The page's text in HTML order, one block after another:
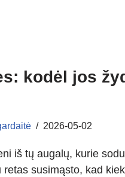
kodėl jos
2026-05-02
iš tų augalų, kurie
retas susimąsto, kad